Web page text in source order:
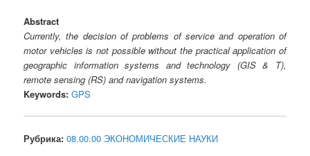
Abstract
Currently, the decision of problems of service and operation of
motor vehicles is not possible without the practical application of
geographic information systems and technology (GIS & T),
remote sensing (RS) and navigation systems.
Keywords: GPS
Рубрика: 08.00.00 ЭКОНОМИЧЕСКИЕ НАУКИ